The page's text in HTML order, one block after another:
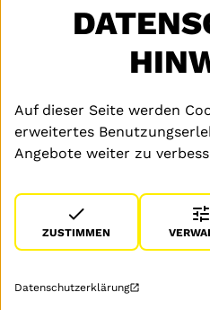
Auf dieser Seite werden
erweitertes
Angebote weiter zu
ZUSTIMMEN
Datenschutzerklärung
KARTE
Accessoires GmbH
Am Forst 17b
D-92637 Weiden i.d.OPf.
09 61 / 38 85 - 0